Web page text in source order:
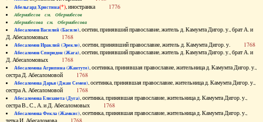
Абельгард Христина(*), иностранка 1776
Абернибесов см. Обернибесов
Абернибесова см. Обернибесова
Абесаломов Василий (Басиле), осетин, принявший православие, житель д. Камумта Дигор. у., брат А. и
Д. Абесаломовых 1768
Абесаломов Ираклий (Эрекле), осетин, принявший православие, житель д. Камумта Дигор. у. 1768
Абесаломов Спиридон (Жага), осетин, принявший православие, житель д. Камумта Дигор. у., брат А. и
Д. Абесаломовых 1768
Абесаломова Агрипина (Жантуте), осетинка, принявшая православие, жительница д. Камумта Дигор. у.,
сестра Д. Абесаломовой 1768
Абесаломова Дарья (Джан Семен), осетинка, принявшая православие, жительница д. Камумта Дигор. у.,
сестра А. Абесаломовой 1768
Абесаломова Елизавета (Дуга), осетинка, принявшая православие, жительница д. Камумта Дигор. у.,
сестра В., С., А. и Д. Абесаломовых 1768
Абесаломова Фекла (Жамкис), осетинка, принявшая православие, жительница д. Камумта Дигор. у.,